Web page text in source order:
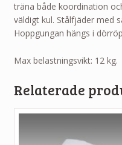
träna både koordination
väldigt kul. Stålfjäder med
Hoppgungan hängs i
Max belastningsvikt: 12 kg.
Relaterade